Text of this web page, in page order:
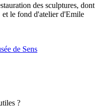
des sculptures, dont
le fond d'atelier d'Emile
de Sens
?